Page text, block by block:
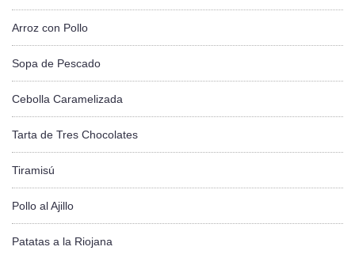
Arroz con Pollo
Sopa de Pescado
Cebolla Caramelizada
Tarta de Tres Chocolates
Tiramisú
Pollo al Ajillo
Patatas a la Riojana